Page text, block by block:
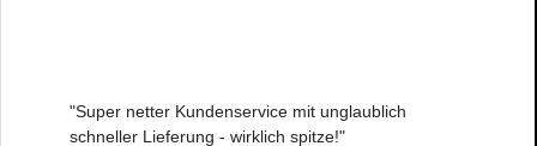
"Super netter Kundenservice mit unglaublich
schneller Lieferung - wirklich spitze!"